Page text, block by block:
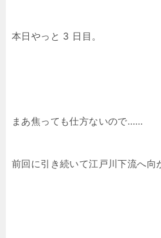
本日やっと 3 日目。
まあ焦っても仕方ないので……
前回に引き続いて江戸川下流へ向